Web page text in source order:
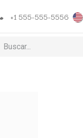
+1 555-555-5556